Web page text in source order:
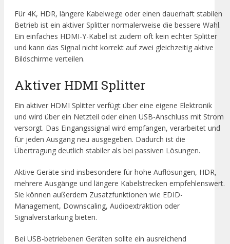
Für 4K, HDR, längere Kabelwege oder einen dauerhaft stabilen
Betrieb ist ein aktiver Splitter normalerweise die bessere Wahl.
Ein einfaches HDMI-Y-Kabel ist zudem oft kein echter Splitter
und kann das Signal nicht korrekt auf zwei gleichzeitig aktive
Bildschirme verteilen.
Aktiver HDMI Splitter
Ein aktiver HDMI Splitter verfügt über eine eigene Elektronik
und wird über ein Netzteil oder einen USB-Anschluss mit Strom
versorgt. Das Eingangssignal wird empfangen, verarbeitet und
für jeden Ausgang neu ausgegeben. Dadurch ist die
Übertragung deutlich stabiler als bei passiven Lösungen.
Aktive Geräte sind insbesondere für hohe Auflösungen, HDR,
mehrere Ausgänge und längere Kabelstrecken empfehlenswert.
Sie können außerdem Zusatzfunktionen wie EDID-
Management, Downscaling, Audioextraktion oder
Signalverstärkung bieten.
Bei USB-betriebenen Geräten sollte ein ausreichend